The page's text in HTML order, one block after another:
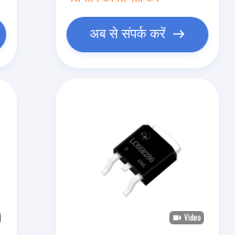
अब से संपर्क करें